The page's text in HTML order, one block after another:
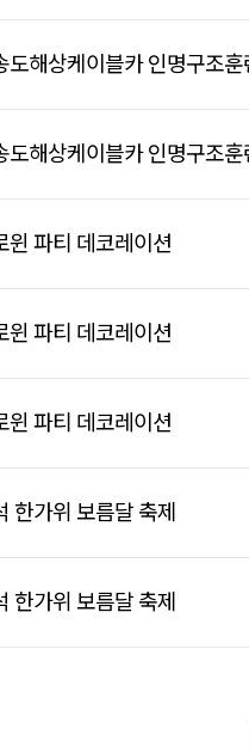
도해상케이블카 인명구조훈
도해상케이블카 인명구조훈
윈 파티 데코레이션
윈 파티 데코레이션
윈 파티 데코레이션
한가위 보름달 축제
한가위 보름달 축제